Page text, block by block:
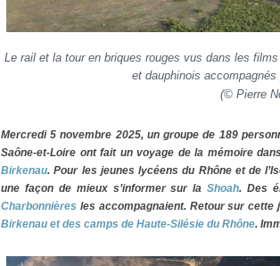
Le rail et la tour en briques rouges vus dans les
et dauphinois
(© Pierre
Mercredi 5 novembre 2025, un groupe de 189
Saône-et-Loire ont fait un voyage de la mémoire
Birkenau. Pour les jeunes lycéens du Rhône et de
une façon de mieux s’informer sur laShoah. Des
Charbonnières les accompagnaient. Retour sur cette
Birkenau et des camps de Haute-Silésie du Rhône.